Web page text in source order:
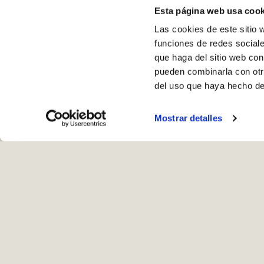
Esta página web usa
Las cookies de este sitio
funciones de redes
que haga del sitio web
pueden combinarla con
del uso que haya hecho
Mostrar detalles